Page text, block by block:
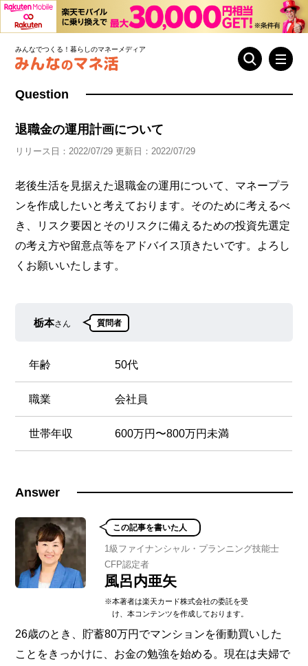
みんなでつくる！暮らしのマネーメディア
Question
退職金の運用計画について
リリース日：2022/07/29 更新日：2022/07/29
老後生活を見据えた退職金の運用について、マネープラ
ンを作成したいと考えております。そのために考えるべ
き、リスク要因とそのリスクに備えるための投資先選定
の考え方や留意点等をアドバイス頂きたいです。よろし
くお願いいたします。
栃本さん 質問者
年齢 50代
職業 会社員
世帯年収 600万円〜800万円未満
Answer
この記事を書いた人
1級ファイナンシャル・プランニング技能士
CFP認定者
風呂内亜矢
※本著者は楽天カード株式会社の委託を受
け、本コンテンツを作成しております。
26歳のとき、貯蓄80万円でマンションを衝動買いした
ことをきっかけに、お金の勉強を始める。現在は夫婦で